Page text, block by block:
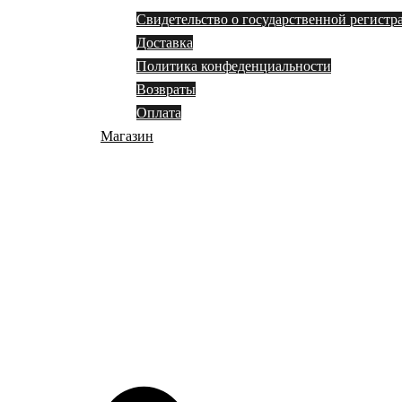
Свидетельство о государственной
Доставка
Политика конфеденциальности
Возвраты
Оплата
Магазин